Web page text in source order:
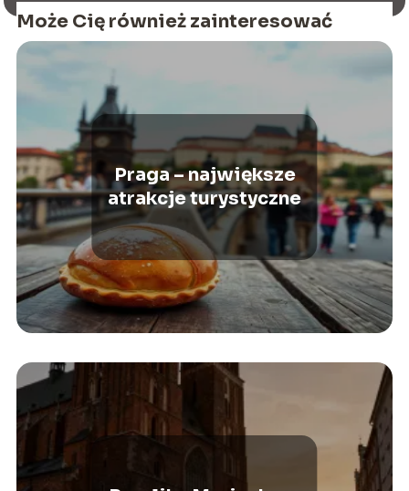
Może Cię również zainteresować
Praga – największe
atrakcje turystyczne